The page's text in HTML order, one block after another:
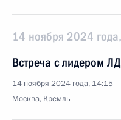
14 ноября 2024
Встреча с лидером
14 ноября 2024 года, 14:15
Москва, Кремль